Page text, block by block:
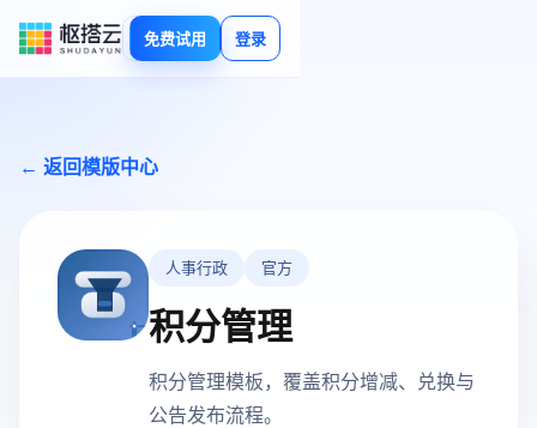
免费试用 登录
← 返回模版中心
人事行政 官方
积分管理
积分管理模板，覆盖积分增减、兑换与
公告发布流程。